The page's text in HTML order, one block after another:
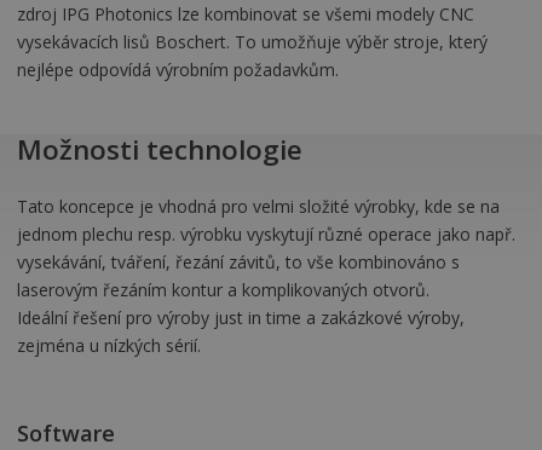
zdroj IPG Photonics lze kombinovat se všemi modely CNC
vysekávacích lisů Boschert. To umožňuje výběr stroje, který
nejlépe odpovídá výrobním požadavkům.
Možnosti technologie
Tato koncepce je vhodná pro velmi složité výrobky, kde se na
jednom plechu resp. výrobku vyskytují různé operace jako např.
vysekávání, tváření, řezání závitů, to vše kombinováno s
laserovým řezáním kontur a komplikovaných otvorů.
Ideální řešení pro výroby just in time a zakázkové výroby,
zejména u nízkých sérií.
Software